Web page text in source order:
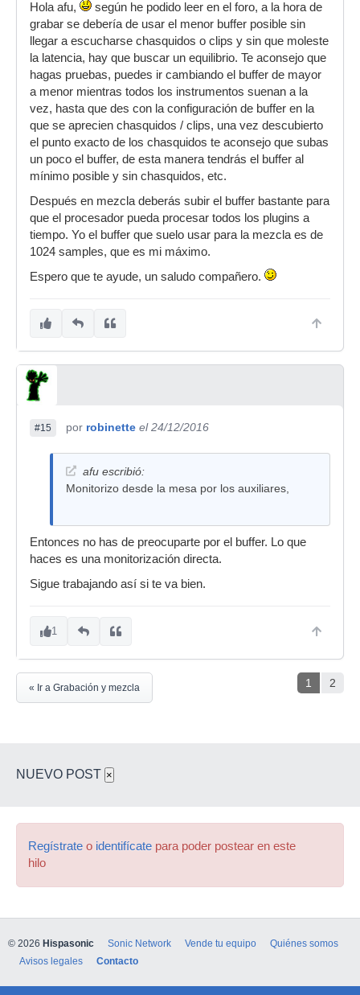
Hola afu,
según he podido leer en el foro, a la hora de
grabar se debería de usar el menor buffer posible sin
llegar a escucharse chasquidos o clips y sin que moleste
la latencia, hay que buscar un equilibrio. Te aconsejo que
hagas pruebas, puedes ir cambiando el buffer de mayor
a menor mientras todos los instrumentos suenan a la
vez, hasta que des con la configuración de buffer en la
que se aprecien chasquidos / clips, una vez descubierto
el punto exacto de los chasquidos te aconsejo que subas
un poco el buffer, de esta manera tendrás el buffer al
mínimo posible y sin chasquidos, etc.
Después en mezcla deberás subir el buffer bastante para
que el procesador pueda procesar todos los plugins a
tiempo. Yo el buffer que suelo usar para la mezcla es de
1024 samples, que es mi máximo.
Espero que te ayude, un saludo compañero.
#15 por robinette el 24/12/2016
afu escribió:
Monitorizo desde la mesa por los auxiliares,
Entonces no has de preocuparte por el buffer. Lo que
haces es una monitorización directa.
Sigue trabajando así si te va bien.
1
1 2
« Ir a Grabación y mezcla
NUEVO POST ×
Regístrate o identifícate para poder postear en este
hilo
© 2026 Hispasonic Sonic Network Vende tu equipo
Quiénes somos
Avisos legales
Contacto